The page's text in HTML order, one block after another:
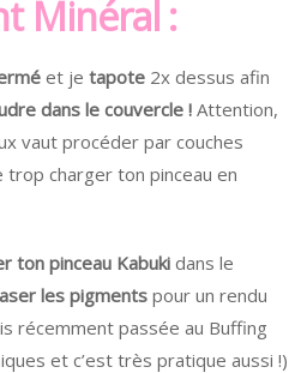
Minéral :
et je tapote 2x dessus afin
dans le couvercle ! Attention,
vaut procéder par couches
charger ton pinceau en
ton pinceau Kabuki dans le
les pigmentspour un rendu
récemment passée au Buffing
et c’est très pratique aussi !)